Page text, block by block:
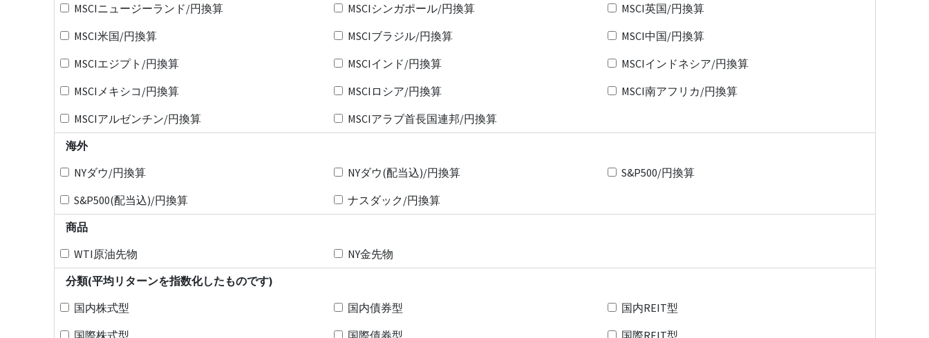
MSCIニュージーランド/円換算
MSCIシンガポール/円換算
MSCI英国/円換算
MSCI米国/円換算
MSCIブラジル/円換算
MSCI中国/円換算
MSCIエジプト/円換算
MSCIインド/円換算
MSCIインドネシア/円換算
MSCIメキシコ/円換算
MSCIロシア/円換算
MSCI南アフリカ/円換算
MSCIアルゼンチン/円換算
MSCIアラブ首長国連邦/円換算
海外
NYダウ/円換算
NYダウ(配当込)/円換算
S&P500/円換算
S&P500(配当込)/円換算
ナスダック/円換算
商品
WTI原油先物
NY金先物
分類(平均リターンを指数化したものです)
国内株式型
国内債券型
国内REIT型
国際株式型
国際債券型
国際REIT型